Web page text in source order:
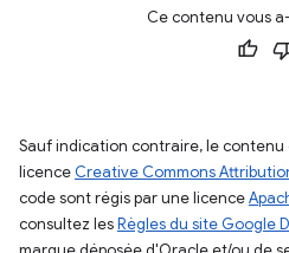
Ce contenu vous
Sauf indication contraire, le
licence Creative Commons
code sont régis par une licence
consultez lesRègles du site Google